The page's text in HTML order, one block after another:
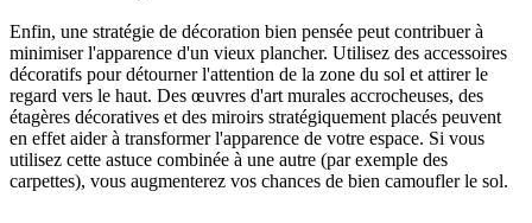
Enfin, une stratégie de décoration bien pensée peut contribuer à
minimiser l'apparence d'un vieux plancher. Utilisez des accessoires
décoratifs pour détourner l'attention de la zone du sol et attirer le
regard vers le haut. Des œuvres d'art murales accrocheuses, des
étagères décoratives et des miroirs stratégiquement placés peuvent
en effet aider à transformer l'apparence de votre espace. Si vous
utilisez cette astuce combinée à une autre (par exemple des
carpettes), vous augmenterez vos chances de bien camoufler le sol.